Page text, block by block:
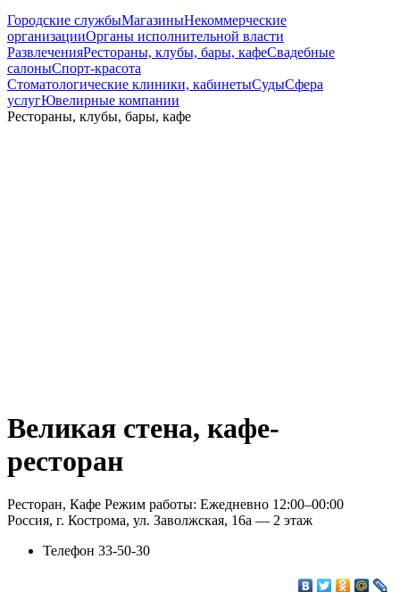
Городские службыМагазиныНекоммерческие
организацииОрганы исполнительной власти
РазвлеченияРестораны, клубы, бары, кафеСвадебные
салоныСпорт-красота
Стоматологические клиники, кабинетыСудыСфера
услугЮвелирные компании
Рестораны, клубы, бары, кафе
Великая стена, кафе-
ресторан
Ресторан, Кафе Режим работы: Ежедневно 12:00–00:00
Россия, г. Кострома, ул. Заволжская, 16а — 2 этаж
Телефон 33-50-30